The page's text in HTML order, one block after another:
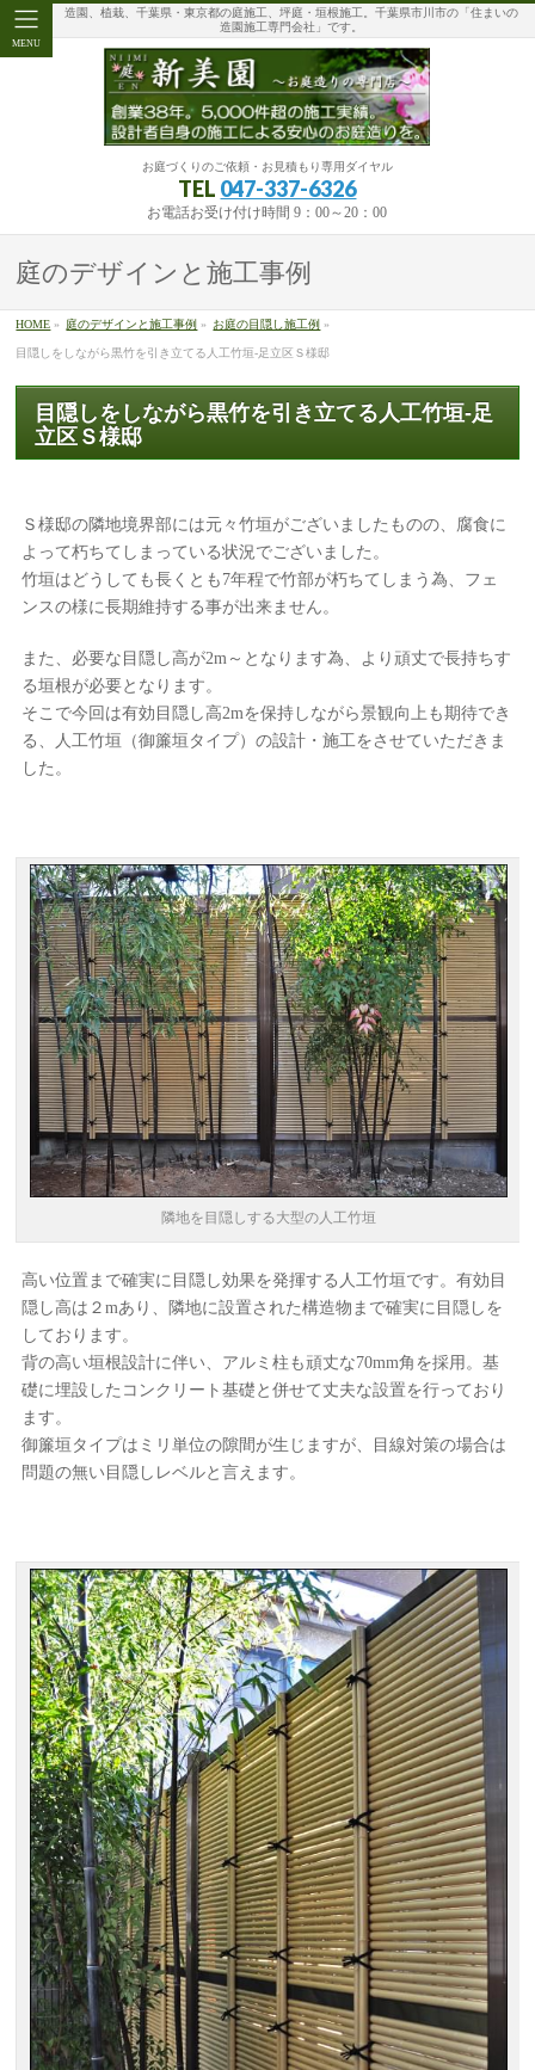
MENU
造園、植栽、千葉県・東京都の庭施工、坪庭・垣根施工。千葉県市川市の「住まいの
造園施工専門会社」です。
お庭づくりのご依頼・お見積もり専用ダイヤル
TEL 047-337-6326
お電話お受け付け時間 9：00～20：00
庭のデザインと施工事例
HOME » 庭のデザインと施工事例 » お庭の目隠し施工例 »
目隠しをしながら黒竹を引き立てる人工竹垣-足立区Ｓ様邸
目隠しをしながら黒竹を引き立てる人工竹垣-足
立区Ｓ様邸
Ｓ様邸の隣地境界部には元々竹垣がございましたものの、腐食に
よって朽ちてしまっている状況でございました。
竹垣はどうしても長くとも7年程で竹部が朽ちてしまう為、フェ
ンスの様に長期維持する事が出来ません。
また、必要な目隠し高が2m～となります為、より頑丈で長持ちす
る垣根が必要となります。
そこで今回は有効目隠し高2mを保持しながら景観向上も期待でき
る、人工竹垣（御簾垣タイプ）の設計・施工をさせていただきま
した。
隣地を目隠しする大型の人工竹垣
高い位置まで確実に目隠し効果を発揮する人工竹垣です。有効目
隠し高は２mあり、隣地に設置された構造物まで確実に目隠しを
しております。
背の高い垣根設計に伴い、アルミ柱も頑丈な70mm角を採用。基
礎に埋設したコンクリート基礎と併せて丈夫な設置を行っており
ます。
御簾垣タイプはミリ単位の隙間が生じますが、目線対策の場合は
問題の無い目隠しレベルと言えます。